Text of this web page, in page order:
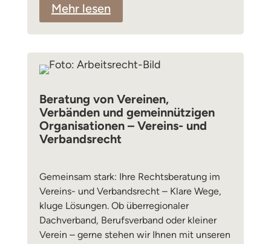
Mehr lesen
Beratung von Vereinen,
Verbänden und gemeinnützigen
Organisationen – Vereins- und
Verbandsrecht
Gemeinsam stark: Ihre Rechtsberatung im
Vereins- und Verbandsrecht – Klare Wege,
kluge Lösungen. Ob überregionaler
Dachverband, Berufsverband oder kleiner
Verein – gerne stehen wir Ihnen mit unseren